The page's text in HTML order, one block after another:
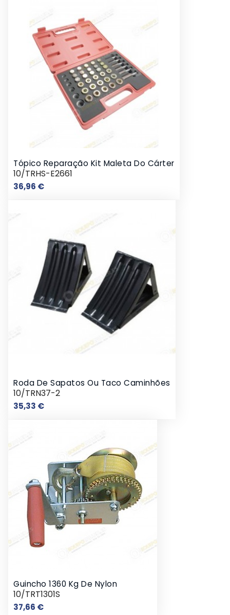
Tópico Reparação Kit Maleta Do Cárter
10/TRHS-E2661
36,96 €Preço
Roda De Sapatos Ou Taco Caminhões
10/TRN37-2
35,33 €Preço
Guincho 1360 Kg De Nylon
10/TRT1301S
37,66 €Preço